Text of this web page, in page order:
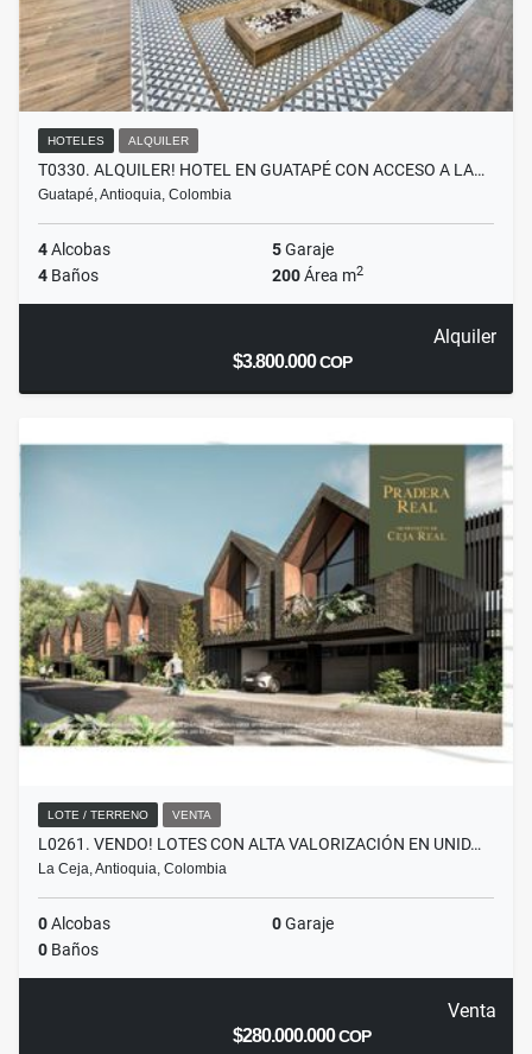
HOTELES ALQUILER
T0330. ALQUILER! HOTEL EN GUATAPÉ CON ACCESO A LA…
Guatapé, Antioquia, Colombia
4Alcobas 5Garaje
4 Baños 200Área m2
Alquiler
$3.800.000COP
LOTE / TERRENO VENTA
L0261. VENDO! LOTES CON ALTA VALORIZACIÓN EN UNID…
La Ceja, Antioquia, Colombia
0Alcobas 0Garaje
0 Baños
Venta
$280.000.000COP